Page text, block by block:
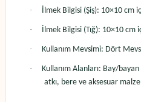
· İlmek Bilgisi (Şiş): 10×10 cm
· İlmek Bilgisi (Tığ): 10×10 cm
· Kullanım Mevsimi: Dört
·
Kullanım Alanları: Bay/
atkı, bere ve aksesuar